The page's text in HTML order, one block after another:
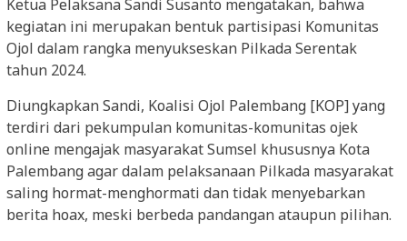
Ketua Pelaksana Sandi Susanto mengatakan, bahwa
kegiatan ini merupakan bentuk partisipasi Komunitas
Ojol dalam rangka menyukseskan Pilkada Serentak
tahun 2024.
Diungkapkan Sandi, Koalisi Ojol Palembang [KOP] yang
terdiri dari pekumpulan komunitas-komunitas ojek
online mengajak masyarakat Sumsel khususnya Kota
Palembang agar dalam pelaksanaan Pilkada masyarakat
saling hormat-menghormati dan tidak menyebarkan
berita hoax, meski berbeda pandangan ataupun pilihan.